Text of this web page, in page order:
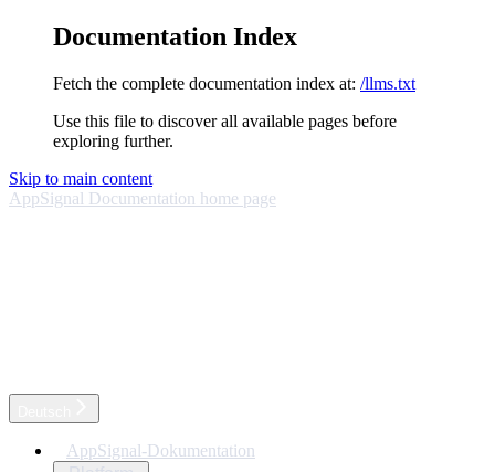
Documentation Index
Fetch the complete documentation index at: /llms.txt
Use this file to discover all available pages before
exploring further.
Skip to main content
AppSignal Documentation home page
AppSignal-Dokumentation